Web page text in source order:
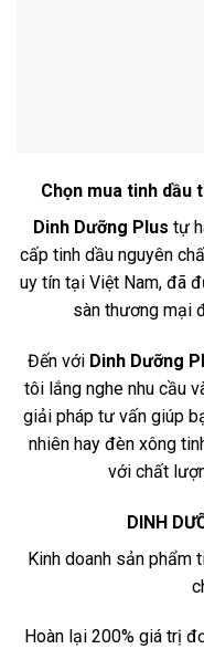
Chọn mua tinh dầu
Dinh Dưỡng Plus tự
cấp tinh dầu nguyên
uy tín tại Việt Nam, đã
sàn thương mại
Đến với Dinh Dưỡng
tôi lắng nghe nhu cầu
giải pháp tư vấn giúp
nhiên hay đèn xông
với chất
DINH
Kinh doanh sản phẩm
Hoàn lại 200% giá trị